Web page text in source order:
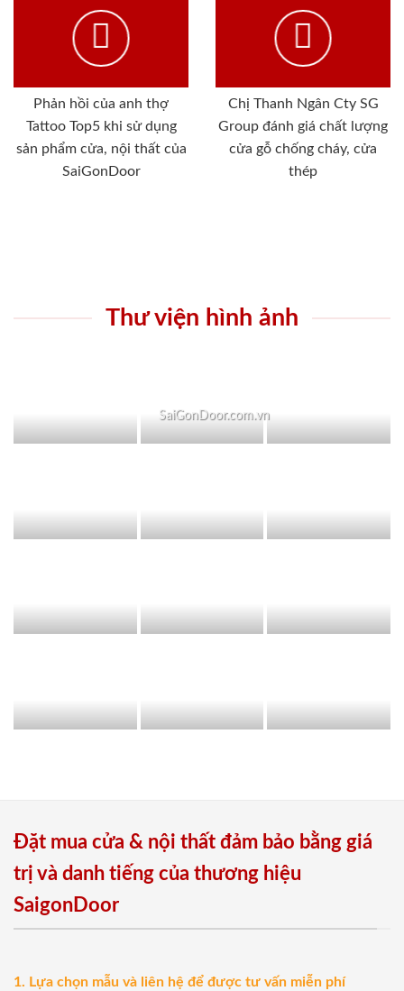
Phản hồi của anh thợ
Tattoo Top5 khi sử dụng
sản phẩm cửa, nội thất của
SaiGonDoor
Chị Thanh Ngân Cty SG
Group đánh giá chất lượng
cửa gỗ chống cháy, cửa
thép
Thư viện hình ảnh
SaiGonDoor.com.vn
Đặt mua cửa & nội thất đảm bảo bằng giá
trị và danh tiếng của thương hiệu
SaigonDoor
1. Lựa chọn mẫu và liên hệ để được tư vấn miễn phí